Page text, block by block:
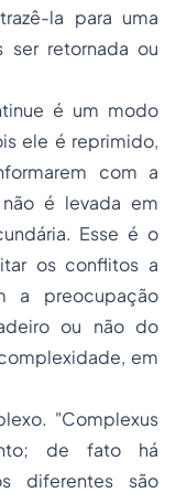
la para uma
ser retornada ou
é um modo
ele é reprimido,
com a
é levada em
Esse é o
os conflitos a
a preocupação
ou não do
em
"Complexus
de fato há
diferentes são